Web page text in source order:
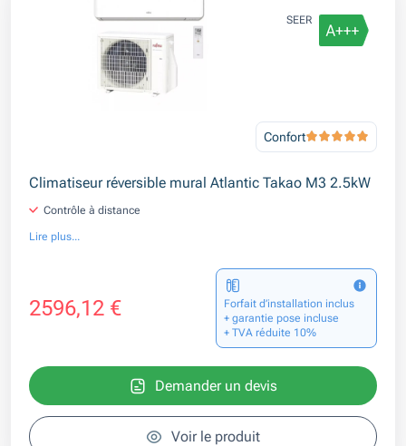
SEER
Confort
Climatiseur réversible mural Atlantic Takao M3 2.5kW
Contrôle à distance
Lire plus...
2596,12 €
Forfait d’installation inclus
+ garantie pose incluse
+ TVA réduite 10%
Demander un devis
Voir le produit